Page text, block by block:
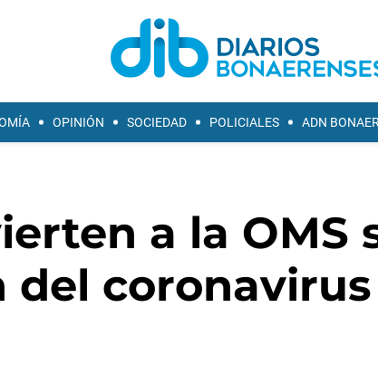
OPINIÓN SOCIEDAD POLICIALES ADN
a la OMS
del coronavirus